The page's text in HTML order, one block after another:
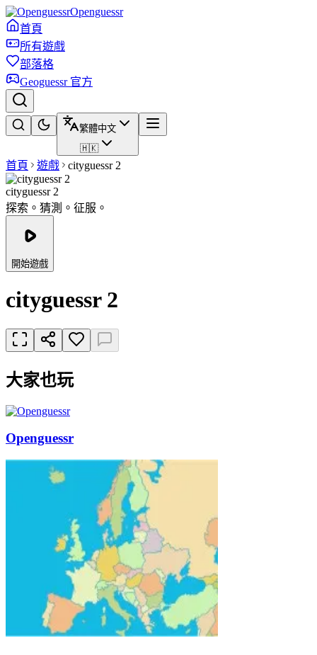
Openguessr
首頁
所有遊戲
部落格
Geoguessr 官方
繁體中文
🇭🇰
首頁 遊戲 cityguessr 2
cityguessr 2
探索。猜測。征服。
開始遊戲
cityguessr 2
大家也玩
Openguessr